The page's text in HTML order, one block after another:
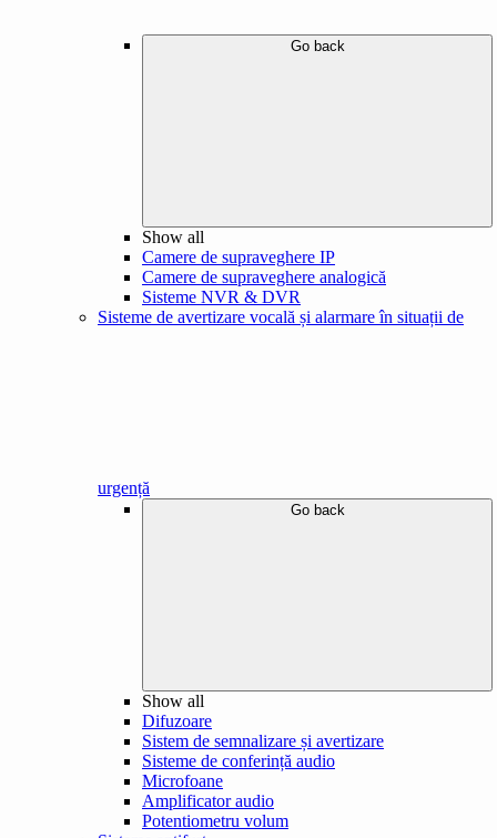
Go back
Show all
Camere de supraveghere IP
Camere de supraveghere analogică
Sisteme NVR & DVR
Sisteme de avertizare vocală și alarmare în situații de
urgență
Go back
Show all
Difuzoare
Sistem de semnalizare și avertizare
Sisteme de conferință audio
Microfoane
Amplificator audio
Potentiometru volum